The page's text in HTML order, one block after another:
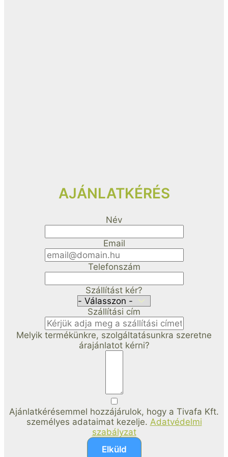
AJÁNLATKÉRÉS
Név
Email
Telefonszám
Szállítást kér?
Szállítási cím
Melyik termékünkre, szolgáltatásunkra szeretne
árajánlatot kérni?
Ajánlatkérésemmel hozzájárulok, hogy a Tivafa Kft.
személyes adataimat kezelje. Adatvédelmi
szabályzat
Elküld